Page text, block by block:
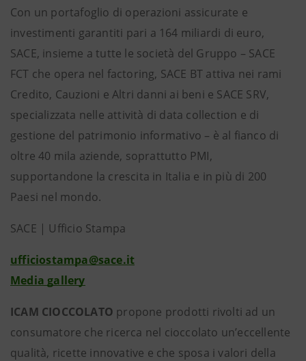
Con un portafoglio di operazioni assicurate e
investimenti garantiti pari a 164 miliardi di euro,
SACE, insieme a tutte le società del Gruppo – SACE
FCT che opera nel factoring, SACE BT attiva nei rami
Credito, Cauzioni e Altri danni ai beni e SACE SRV,
specializzata nelle attività di data collection e di
gestione del patrimonio informativo – è al fianco di
oltre 40 mila aziende, soprattutto PMI,
supportandone la crescita in Italia e in più di 200
Paesi nel mondo.
SACE | Ufficio Stampa
ufficiostampa@sace.it
Media gallery
ICAM CIOCCOLATO propone prodotti rivolti ad un
consumatore che ricerca nel cioccolato un’eccellente
qualità, ricette innovative e che sposa i valori della